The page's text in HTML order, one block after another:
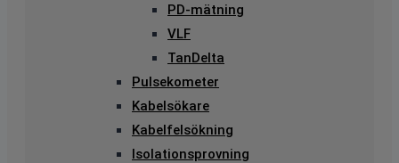
PD-mätning
VLF
TanDelta
Pulsekometer
Kabelsökare
Kabelfelsökning
Isolationsprovning